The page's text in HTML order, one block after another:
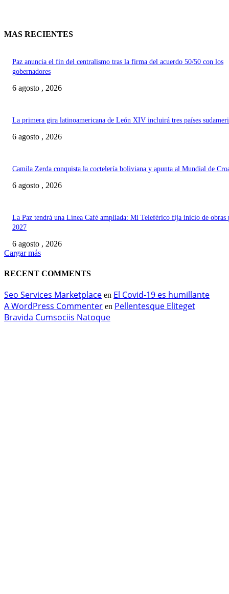
MAS RECIENTES
Paz anuncia el fin del centralismo tras la firma del acuerdo 50/50 con los
gobernadores
6 agosto , 2026
La primera gira latinoamericana de León XIV incluirá tres países
6 agosto , 2026
Camila Zerda conquista la coctelería boliviana y apunta al Mundial de
6 agosto , 2026
La Paz tendrá una Línea Café ampliada: Mi Teleférico fija inicio de obras
2027
6 agosto , 2026
Cargar más
RECENT COMMENTS
Seo Services Marketplace en El Covid-19 es humillante
A WordPress Commenter en Pellentesque Eliteget
Bravida Cumsociis Natoque